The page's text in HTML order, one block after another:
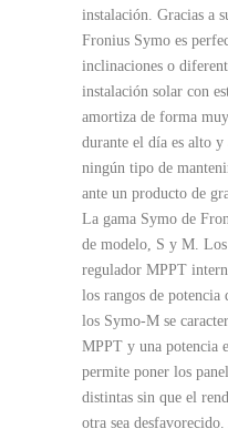
instalación. Gracias a
Fronius Symo es
inclinaciones o
instalación solar con
amortiza de forma
durante el día es alto y
ningún tipo de
ante un producto de
La gama Symo de
de modelo, S y M.
regulador MPPT
los rangos de potencia
los Symo-M se
MPPT y una potencia
permite poner los
distintas sin que el
otra sea